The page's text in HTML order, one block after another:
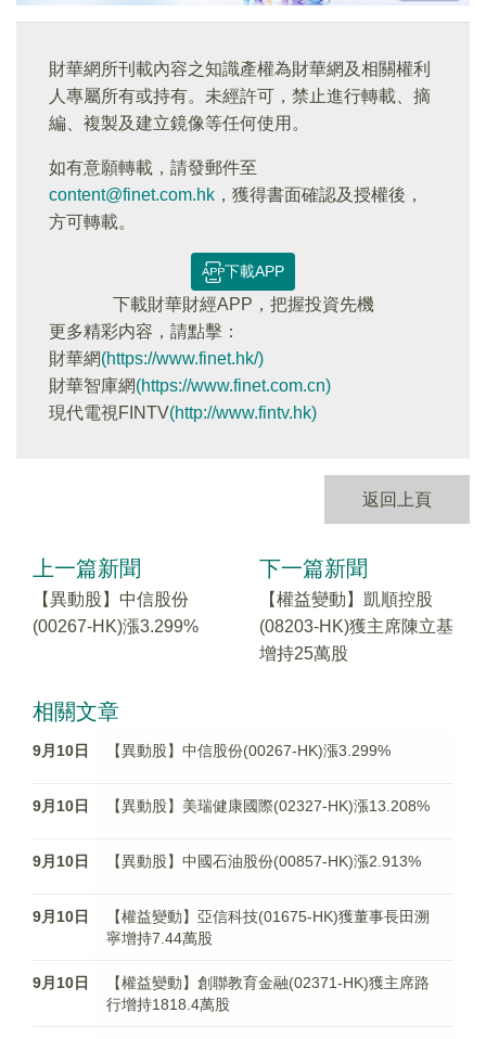
財華網所刊載內容之知識產權為財華網及相關權利
人專屬所有或持有。未經許可，禁止進行轉載、摘
編、複製及建立鏡像等任何使用。
如有意願轉載，請發郵件至
content@finet.com.hk ，獲得書面確認及授權後，
方可轉載。
下載APP
下載財華財經APP，把握投資先機
更多精彩内容，請點擊：
財華網(https://www.finet.hk/)
財華智庫網(https://www.finet.com.cn)
現代電視FINTV(http://www.fintv.hk)
返回上頁
上一篇新聞
【異動股】中信股份
(00267-HK)漲3.299%
下一篇新聞
【權益變動】凱順控股
(08203-HK)獲主席陳立基
增持25萬股
相關文章
9月10日 【異動股】中信股份(00267-HK)漲3.299%
9月10日 【異動股】美瑞健康國際(02327-HK)漲13.208%
9月10日 【異動股】中國石油股份(00857-HK)漲2.913%
9月10日
【權益變動】亞信科技(01675-HK)獲董事長田溯
寧增持7.44萬股
9月10日
【權益變動】創聯教育金融(02371-HK)獲主席路
行增持1818.4萬股